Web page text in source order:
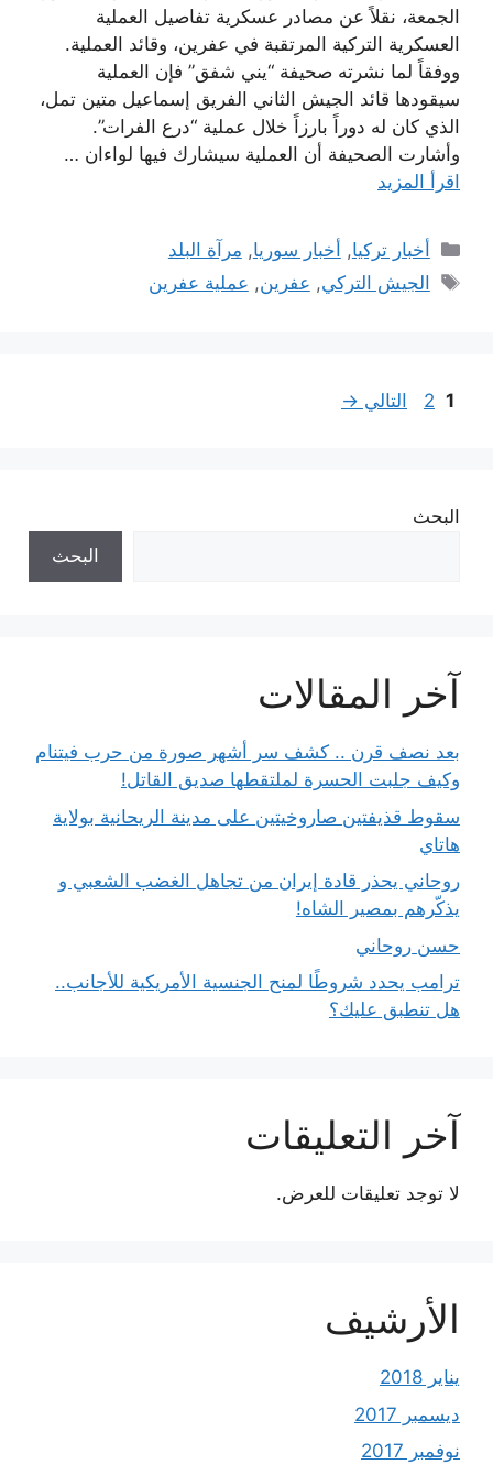
الجمعة، نقلاً عن مصادر عسكرية تفاصيل العملية
العسكرية التركية المرتقبة في عفرين، وقائد العملية.
ووفقاً لما نشرته صحيفة “يني شفق” فإن العملية
سيقودها قائد الجيش الثاني الفريق إسماعيل متين تمل،
الذي كان له دوراً بارزاً خلال عملية “درع الفرات”.
وأشارت الصحيفة أن العملية سيشارك فيها لواءان …
اقرأ المزيد
التصنيفات
أخبار تركيا, أخبار سوريا, مرآة البلد
الوسوم
الجيش التركي, عفرين, عملية عفرين
Page
1
Page
2 التالي →
البحث
البحث
آخر المقالات
بعد نصف قرن .. كشف سر أشهر صورة من حرب فيتنام
وكيف جلبت الحسرة لملتقطها صديق القاتل!
سقوط قذيفتين صاروخيتين على مدينة الريحانية بولاية
هاتاي
روحاني يحذر قادة إيران من تجاهل الغضب الشعبي و
يذكّرهم بمصير الشاه!
حسن روحاني
ترامب يحدد شروطًا لمنح الجنسية الأمريكية للأجانب..
هل تنطبق عليك؟
آخر التعليقات
لا توجد تعليقات للعرض.
الأرشيف
يناير 2018
ديسمبر 2017
نوفمبر 2017